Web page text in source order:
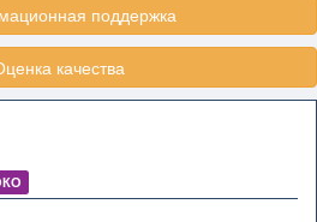
поддержка
качества